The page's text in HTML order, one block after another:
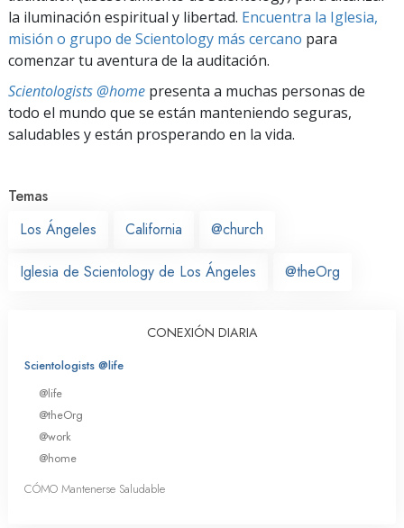
la iluminación espiritual y libertad. Encuentra la Iglesia,
misión o grupo de Scientology más cercano para
comenzar tu aventura de la auditación.
Scientologists @home presenta a muchas personas de
todo el mundo que se están manteniendo seguras,
saludables y están prosperando en la vida.
Temas
Los Ángeles
California @church
Iglesia de Scientology de Los Ángeles @theOrg
CONEXIÓN DIARIA
Scientologists @life
@life
@theOrg
@work
@home
CÓMO Mantenerse Saludable